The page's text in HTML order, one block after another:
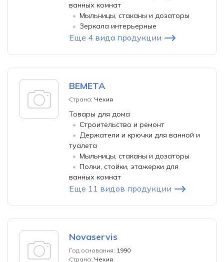
ванных комнат
Мыльницы, стаканы и дозаторы
Зеркала интерьерные
Еще 4 вида продукции
BEMETA
Страна: Чехия
Товары для дома
Строительство и ремонт
Держатели и крючки для ванной и
туалета
Мыльницы, стаканы и дозаторы
Полки, стойки, этажерки для
ванных комнат
Еще 11 видов продукции
Novaservis
Год основания: 1990
Страна: Чехия